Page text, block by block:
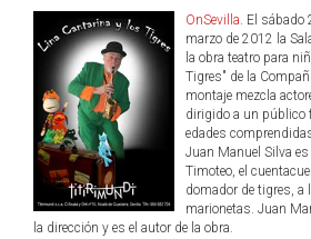
OnSevilla. El sábado
marzo de 2012 la
la obra teatro para
Tigres" de la
montaje mezcla
dirigido a un público
edades
Juan Manuel Silva
Timoteo, el
domador de tigres, a
marionetas. Juan
la dirección y es el autor de la obra.